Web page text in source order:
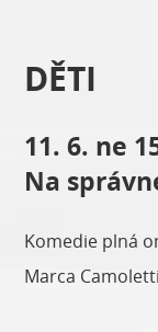
DĚTI
11. 6. ne
Na
Komedie plná
Marca